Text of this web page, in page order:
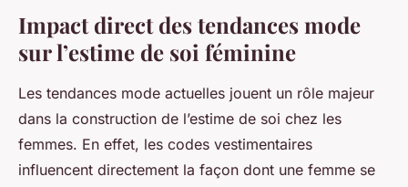
Impact direct des tendances mode
sur l’estime de soi féminine
Les tendances mode actuelles jouent un rôle majeur
dans la construction de l’estime de soi chez les
femmes. En effet, les codes vestimentaires
influencent directement la façon dont une femme se